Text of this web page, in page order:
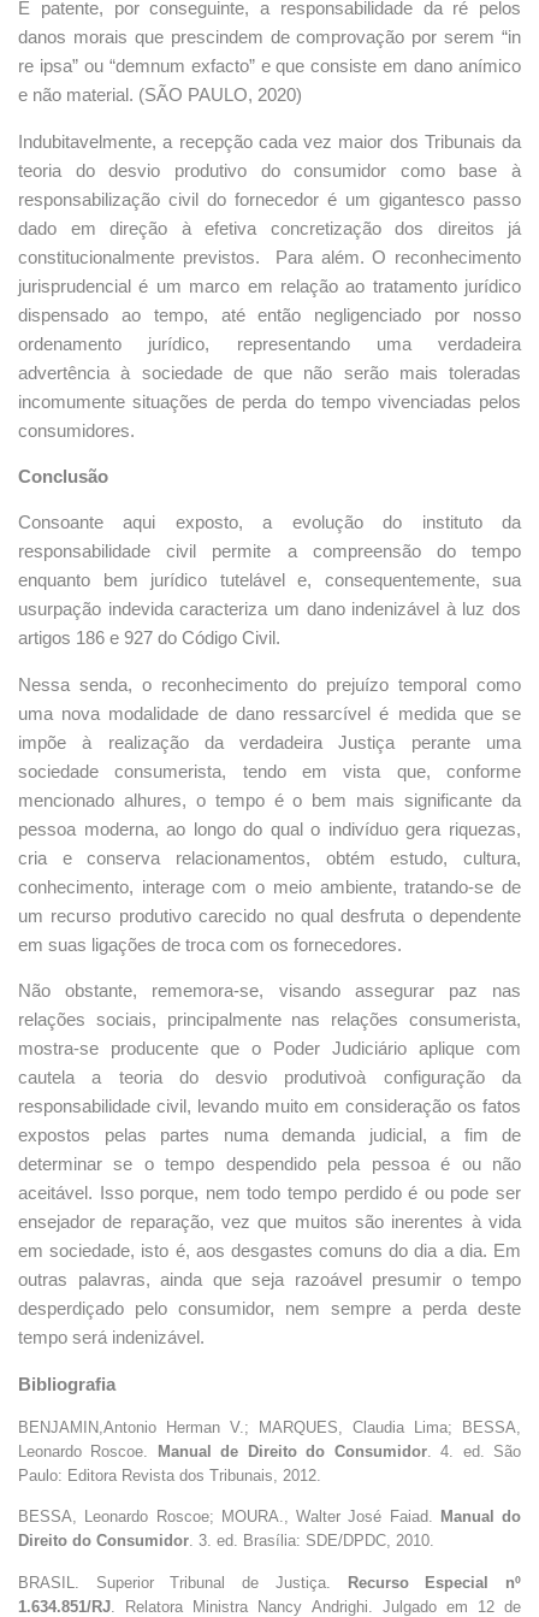
É patente, por conseguinte, a responsabilidade da ré pelos
danos morais que prescindem de comprovação por serem “in
re ipsa” ou “demnum exfacto” e que consiste em dano anímico
e não material. (SÃO PAULO, 2020)
Indubitavelmente, a recepção cada vez maior dos Tribunais da
teoria do desvio produtivo do consumidor como base à
responsabilização civil do fornecedor é um gigantesco passo
dado em direção à efetiva concretização dos direitos já
constitucionalmente previstos. Para além. O reconhecimento
jurisprudencial é um marco em relação ao tratamento jurídico
dispensado ao tempo, até então negligenciado por nosso
ordenamento jurídico, representando uma verdadeira
advertência à sociedade de que não serão mais toleradas
incomumente situações de perda do tempo vivenciadas pelos
consumidores.
Conclusão
Consoante aqui exposto, a evolução do instituto da
responsabilidade civil permite a compreensão do tempo
enquanto bem jurídico tutelável e, consequentemente, sua
usurpação indevida caracteriza um dano indenizável à luz dos
artigos 186 e 927 do Código Civil.
Nessa senda, o reconhecimento do prejuízo temporal como
uma nova modalidade de dano ressarcível é medida que se
impõe à realização da verdadeira Justiça perante uma
sociedade consumerista, tendo em vista que, conforme
mencionado alhures, o tempo é o bem mais significante da
pessoa moderna, ao longo do qual o indivíduo gera riquezas,
cria e conserva relacionamentos, obtém estudo, cultura,
conhecimento, interage com o meio ambiente, tratando-se de
um recurso produtivo carecido no qual desfruta o dependente
em suas ligações de troca com os fornecedores.
Não obstante, rememora-se, visando assegurar paz nas
relações sociais, principalmente nas relações consumerista,
mostra-se producente que o Poder Judiciário aplique com
cautela a teoria do desvio produtivoà configuração da
responsabilidade civil, levando muito em consideração os fatos
expostos pelas partes numa demanda judicial, a fim de
determinar se o tempo despendido pela pessoa é ou não
aceitável. Isso porque, nem todo tempo perdido é ou pode ser
ensejador de reparação, vez que muitos são inerentes à vida
em sociedade, isto é, aos desgastes comuns do dia a dia. Em
outras palavras, ainda que seja razoável presumir o tempo
desperdiçado pelo consumidor, nem sempre a perda deste
tempo será indenizável.
Bibliografia
BENJAMIN,Antonio Herman V.; MARQUES, Claudia Lima; BESSA,
Leonardo Roscoe.
Manual de Direito do Consumidor. 4. ed. São
Paulo: Editora Revista dos Tribunais, 2012.
BESSA, Leonardo Roscoe; MOURA., Walter José Faiad. Manual do
Direito do Consumidor. 3. ed. Brasília: SDE/DPDC, 2010.
BRASIL. Superior Tribunal de Justiça. Recurso Especial nº
1.634.851/RJ . Relatora Ministra Nancy Andrighi. Julgado em 12 de